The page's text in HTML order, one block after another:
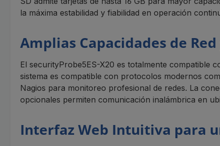
la máxima estabilidad y fiabilidad en operación
Amplias Capacidades de
El securityProbe5ES-X20 es totalmente compatible
sistema es compatible con protocolos modernos
Nagios para monitoreo profesional de redes. La
opcionales permiten comunicación inalámbrica en
Interfaz Web Intuitiva para